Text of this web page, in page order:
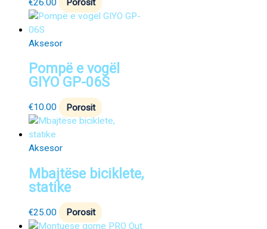
€26.00 Porosit
Aksesor
Pompë e vogël
GIYO GP-06S
€10.00 Porosit
Aksesor
Mbajtëse biciklete,
statike
€25.00
Porosit
Out